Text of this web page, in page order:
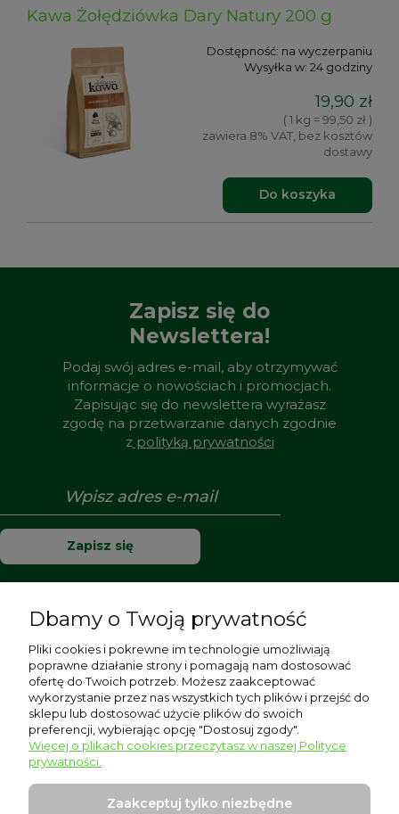
Kawa Żołędziówka Dary Natury 200 g
Dostępność: na wyczerpaniu
Wysyłka w: 24 godziny
19,90 zł
( 1 kg = 99,50 zł )
zawiera 8% VAT, bez kosztów
dostawy
Do koszyka
Zapisz się do
Newslettera!
Podaj swój adres e-mail, aby otrzymywać
informacje o nowościach i promocjach.
Zapisując się do newslettera wyrażasz
zgodę na przetwarzanie danych zgodnie
zpolityką prywatności
Zapisz się
Moje konto
Płatności i dostawa
Informacje
Dbamy o Twoją prywatność
Pliki cookies i pokrewne im technologie umożliwiają
poprawne działanie strony i pomagają nam dostosować
ofertę do Twoich potrzeb. Możesz zaakceptować
wykorzystanie przez nas wszystkich tych plików i przejść do
sklepu lub dostosować użycie plików do swoich
preferencji, wybierając opcję "Dostosuj zgody".
Więcej o plikach cookies przeczytasz w naszej Polityce
prywatności.
Zaakceptuj tylko niezbędne